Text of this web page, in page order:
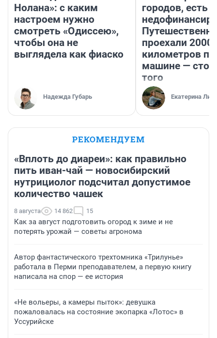
Нолана»: с каким
настроем нужно
смотреть «Одиссею»,
чтобы она не
выглядела как фиаско
Надежда Губарь
городов, есть
проехали 2000
километров по
машине —
того
Екатерина
РЕКОМЕНДУЕМ
«Вплоть до диареи»: как правильно
пить иван-чай — новосибирский
нутрициолог подсчитал допустимое
количество чашек
8 августа 14 862 15
Как за август подготовить огород к зиме и не
потерять урожай — советы агронома
Автор фантастического трехтомника «Трилунье»
работала в Перми преподавателем, а первую книгу
написала на спор — ее история
«Не вольеры, а камеры пыток»: девушка
пожаловалась на состояние экопарка «Лотос» в
Уссурийске